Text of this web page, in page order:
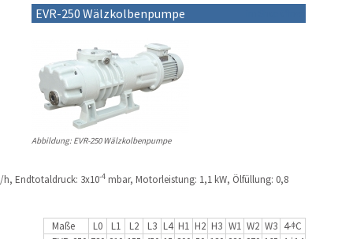
EVR-250 Wälzkolbenpumpe
Abbildung: EVR-250 Wälzkolbenpumpe
/h, Endtotaldruck: 3x10-4 mbar, Motorleistung: 1,1 kW, Ölfüllung: 0,8
Maße L0 L1 L2 L3 L4 H1 H2 H3 W1 W2 W3 4-ᶲC